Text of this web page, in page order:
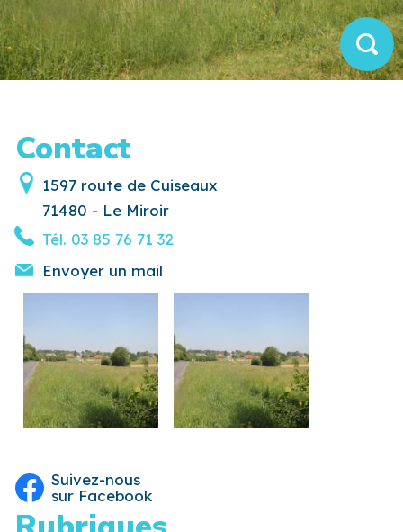
Contact
1597 route de Cuiseaux
71480 - Le Miroir
Tél. 03 85 76 71 32
Envoyer un mail
Suivez-nous
sur Facebook